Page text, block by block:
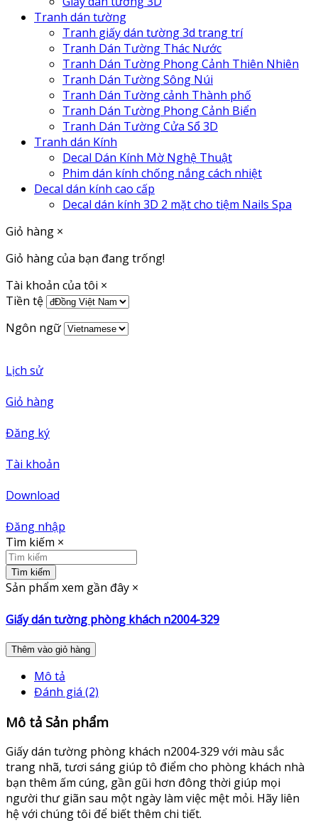
Tranh dán tường
Tranh giấy dán tường 3d trang trí
Tranh Dán Tường Thác Nước
Tranh Dán Tường Phong Cảnh Thiên Nhiên
Tranh Dán Tường Sông Núi
Tranh Dán Tường cảnh Thành phố
Tranh Dán Tường Phong Cảnh Biển
Tranh Dán Tường Cửa Sổ 3D
Tranh dán Kính
Decal Dán Kính Mờ Nghệ Thuật
Phim dán kính chống nắng cách nhiệt
Decal dán kính cao cấp
Decal dán kính 3D 2 mặt cho tiệm Nails Spa
Giỏ hàng ×
Giỏ hàng của bạn đang trống!
Tài khoản của tôi ×
Tiền tệ
Ngôn ngữ
Lịch sử
Giỏ hàng
Đăng ký
Tài khoản
Download
Đăng nhập
Tìm kiếm ×
Tìm kiếm
Sản phẩm xem gần đây ×
Giấy dán tường phòng khách n2004-329
Thêm vào giỏ hàng
Mô tả
Đánh giá (2)
Mô tả Sản phẩm
Giấy dán tường phòng khách n2004-329 với màu sắc
trang nhã, tươi sáng giúp tô điểm cho phòng khách nhà
bạn thêm ấm cúng, gần gũi hơn đông thời giúp mọi
người thư giãn sau một ngày làm việc mệt mỏi. Hãy liên
hệ với chúng tôi để biết thêm chi tiết.